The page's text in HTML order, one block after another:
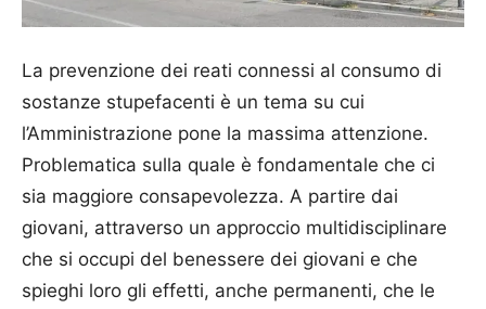
La prevenzione dei reati connessi al consumo di
sostanze stupefacenti è un tema su cui
l’Amministrazione pone la massima attenzione.
Problematica sulla quale è fondamentale che ci
sia maggiore consapevolezza. A partire dai
giovani, attraverso un approccio multidisciplinare
che si occupi del benessere dei giovani e che
spieghi loro gli effetti, anche permanenti, che le